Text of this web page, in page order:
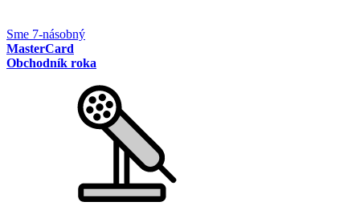
Sme 7-násobný
MasterCard
Obchodník roka